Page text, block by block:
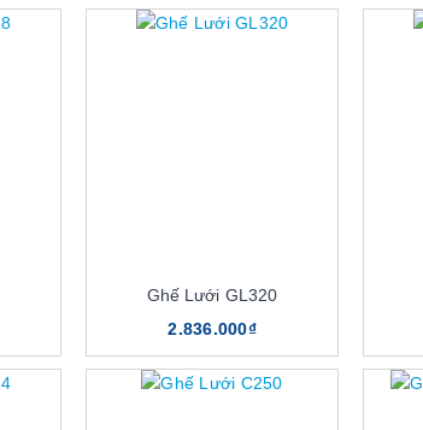
Ghế Lưới GL320
2.836.000₫